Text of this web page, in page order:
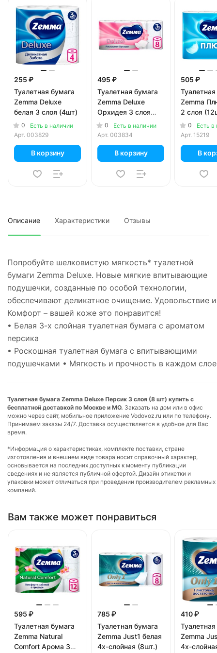
255 ₽
Туалетная бумага
Zemma Deluxe
белая 3 слоя (4шт)
0
Есть в наличии
Арт. 003829
В корзину
495 ₽
Туалетная бумага
Zemma Deluxe
Орхидея 3 слоя
(8шт)
0
Есть в наличии
Арт. 003834
В корзину
505 ₽
Zemma
2 слоя
0
Есть в
Арт. 15219
В
Описание Характеристики Отзывы
Попробуйте шелковистую мягкость* туалетной
бумаги Zemma Deluxe. Новые мягкие впитывающие
подушечки, созданные по особой технологии,
обеспечивают деликатное очищение. Удовольствие и
Комфорт – вашей коже это понравится!
• Белая 3-х слойная туалетная бумага с ароматом
персика
• Роскошная туалетная бумага с впитывающими
подушечками • Мягкость и прочность в каждом слое
Туалетная бумага Zemma Deluxe Персик 3 слоя (8 шт) купить с
бесплатной доставкой по Москве и МО. Заказать на дом или в офис
можно через сайт, мобильное приложение Vodovoz.ru или по телефону.
Принимаем заказы 24/7. Доставка осуществляется в удобное для Вас
время.
*Информация о характеристиках, комплекте поставки, стране
изготовления и внешнем виде товара носит справочный характер,
основывается на последних доступных к моменту публикации
сведениях и не является публичной офертой. Дизайн этикетки и
упаковки может отличаться при проведении производителем рекламных
компаний.
Вам также может понравиться
595 ₽
Туалетная бумага
Zemma Natural
Comfort Арома 3
785 ₽
Туалетная бумага
Zemma Just1 белая
4х-слойная (8шт.)
410 ₽
Zemma
4х-